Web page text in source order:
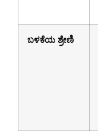
ಬಳಕೆಯ ಶ್ರೇಣಿ